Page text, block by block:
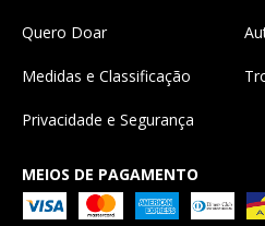
Quero Doar
Medidas e Classificação
Privacidade e Segurança
MEIOS DE PAGAMENTO